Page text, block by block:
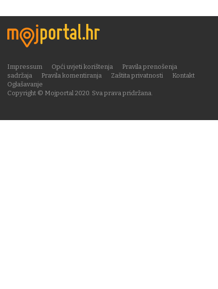
Copyright © Mojportal 2020. Sva prava pridržana.
Impressum Opći uvjeti korištenja
Pravila prenošenja
sadržaja
Pravila komentiranja Zaštita privatnosti
Kontakt
Oglašavanje